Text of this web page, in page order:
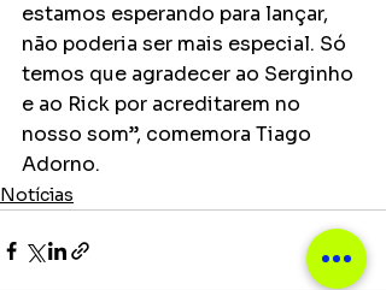
estamos esperando para lançar,
não poderia ser mais especial. Só
temos que agradecer ao Serginho
e ao Rick por acreditarem no
nosso som”, comemora Tiago
Adorno.
Notícias